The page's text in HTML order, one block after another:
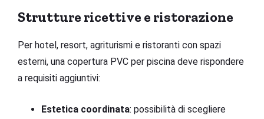
Strutture ricettive e ristorazione
Per hotel, resort, agriturismi e ristoranti con spazi
esterni, una copertura PVC per piscina deve rispondere
a requisiti aggiuntivi:
Estetica coordinata: possibilità di scegliere